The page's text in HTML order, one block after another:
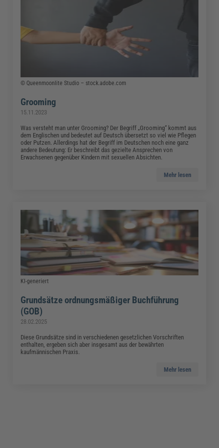
© Queenmoonlite Studio – stock.adobe.com
Grooming
15.11.2023
Was versteht man unter Grooming? Der Begriff „Grooming“ kommt aus
dem Englischen und bedeutet auf Deutsch übersetzt so viel wie Pflegen
oder Putzen. Allerdings hat der Begriff im Deutschen noch eine ganz
andere Bedeutung: Er beschreibt das gezielte Ansprechen von
Erwachsenen gegenüber Kindern mit sexuellen Absichten.
Mehr lesen
KI-generiert
Grundsätze ordnungsmäßiger Buchführung
(GOB)
28.02.2025
Diese Grundsätze sind in verschiedenen gesetzlichen Vorschriften
enthalten, ergeben sich aber insgesamt aus der bewährten
kaufmännischen Praxis.
Mehr lesen